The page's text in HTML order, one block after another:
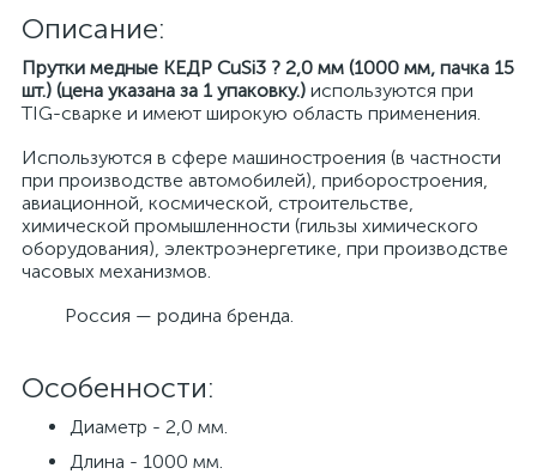
Описание:
Прутки медные КЕДР CuSi3 ? 2,0 мм (1000 мм, пачка 15
шт.) (цена указана за 1 упаковку.) используются при
TIG-сварке и имеют широкую область применения.
Используются в сфере машиностроения (в частности
при производстве автомобилей), приборостроения,
авиационной, космической, строительстве,
химической промышленности (гильзы химического
оборудования), электроэнергетике, при производстве
часовых механизмов.
Россия — родина бренда.
Особенности:
Диаметр - 2,0 мм.
Длина - 1000 мм.